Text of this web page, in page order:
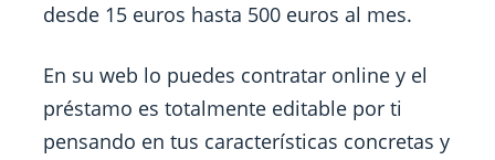
desde 15 euros hasta 500 euros al mes.
En su web lo puedes contratar online y el
préstamo es totalmente editable por ti
pensando en tus características concretas y